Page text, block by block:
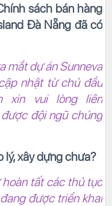
sách bán hàng
Đà Nẵng đã có
mắt dự án Sunneva
nhật từ chủ đầu
xin vui lòng liên
đội ngũ chúng
lý, xây dựng chưa?
tất các thủ tục
được triển khai